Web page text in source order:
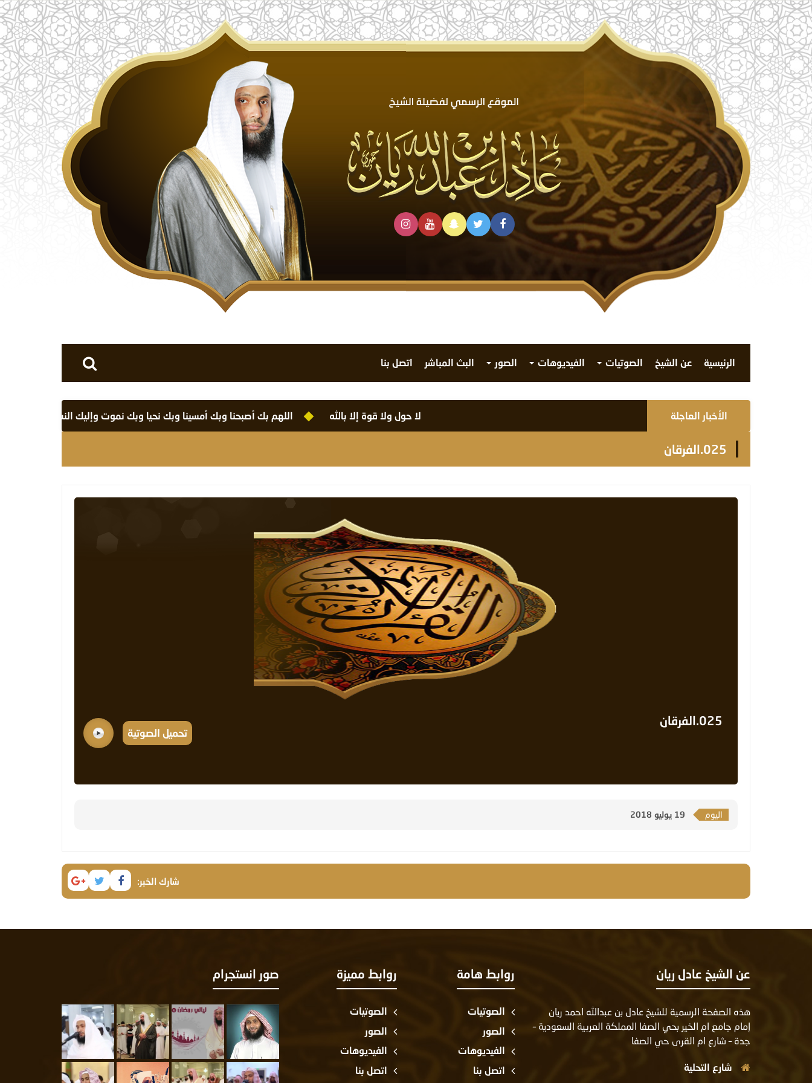
الرئيسية عن الشيخ الصوتيات الفيديوهات الصور البث المباشر اتصل بنا
الأخبار العاجلة اللهم بك أصبحنا وبك أمسينا وبك نحيا وبك نموت وإليك النشور لا حول ولا قوة إلا بالله
025.الفرقان
025.الفرقان
تحميل الصوتية
اليوم 19 يوليو 2018
شارك الخبر:
عن الشيخ عادل ريان
هذه الصفحة الرسمية للشيخ عادل بن عبدالله احمد ريان
إمام جامع ام الخير بحي الصفا المملكة العربية السعودية –
جدة – شارع ام القرى حي الصفا
شارع التحلية
روابط هامة
الصوتيات
الصور
الفيديوهات
اتصل بنا
روابط مميزة
الصوتيات
الصور
الفيديوهات
اتصل بنا
صور انستجرام